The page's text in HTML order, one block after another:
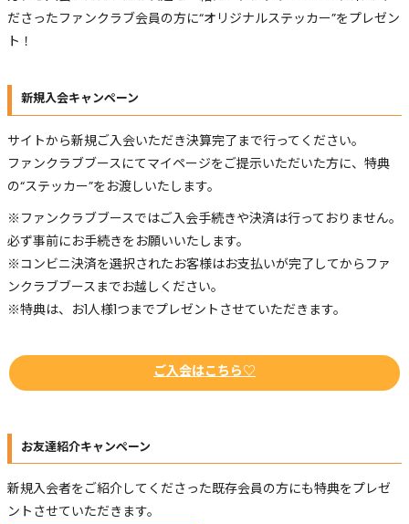
ださったファンクラブ会員の方に“オリジナルステッカー”をプレゼン
ト！
新規入会キャンペーン
サイトから新規ご入会いただき決算完了まで行ってください。
ファンクラブブースにてマイページをご提示いただいた方に、特典
の“ステッカー”をお渡しいたします。
※ファンクラブブースではご入会手続きや決済は行っておりません。
必ず事前にお手続きをお願いいたします。
※コンビニ決済を選択されたお客様はお支払いが完了してからファ
ンクラブブースまでお越しください。
※特典は、お1人様1つまでプレゼントさせていただきます。
ご入会はこちら♡
お友達紹介キャンペーン
新規入会者をご紹介してくださった既存会員の方にも特典をプレゼ
ントさせていただきます。